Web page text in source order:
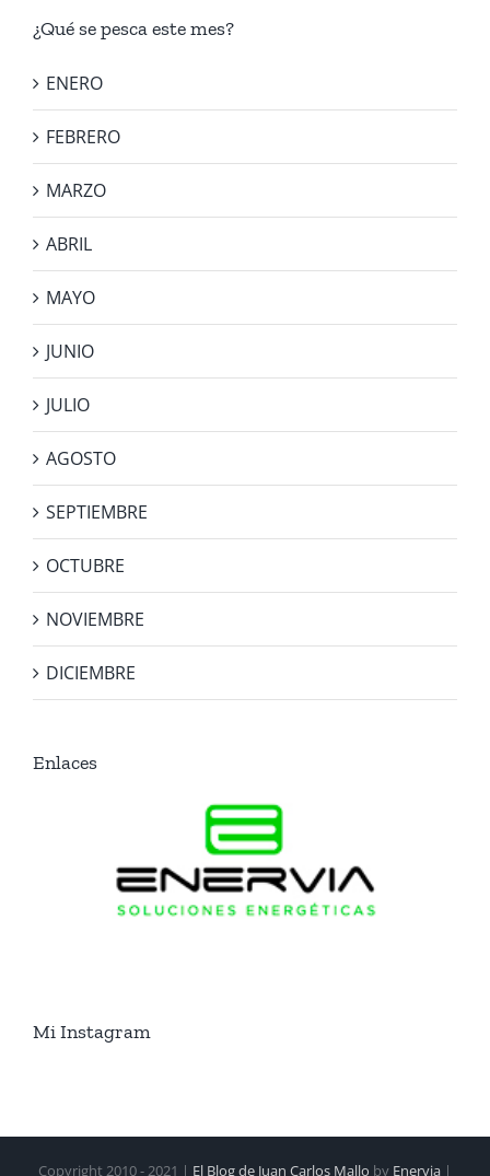
¿Qué se pesca este mes?
ENERO
FEBRERO
MARZO
ABRIL
MAYO
JUNIO
JULIO
AGOSTO
SEPTIEMBRE
OCTUBRE
NOVIEMBRE
DICIEMBRE
Enlaces
Mi Instagram
Copyright 2010 - 2021 | El Blog de Juan Carlos Mallo by Enervia |